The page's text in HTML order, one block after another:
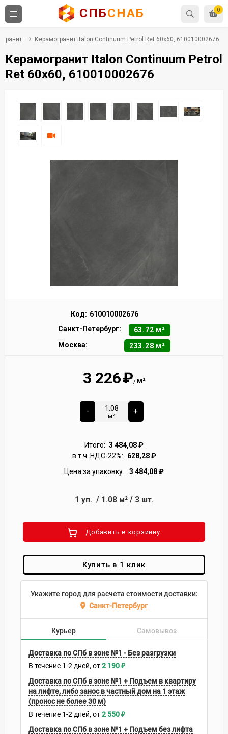
0
СПБСНАБ
Керамогранит Italon Continuum Petrol Ret 60x60, 610010002676
Керамогранит Italon Continuum Petrol
Ret 60x60, 610010002676
Код: 610010002676
Санкт-Петербург:
63.72 м²
Москва:
233.28 м²
3 226₽/ м²
-
м²
+
Итого: 3 484,08₽
в т.ч. НДС-22%:
628,28₽
Цена за упаковку:
3 484,08₽
1 уп. / 1.08 м²/ 3 шт.
Добавить в корзиину
Купить в 1 клик
Укажите город для расчета стоимости доставки:
Санкт-Петербург
Курьер Самовывоз
Доставка по СПб в зоне №1 - Без разгрузки
В течение 1-2 дней 2 190₽
Доставка по СПб в зоне №1 + Подъем в квартиру
на лифте, либо занос в частный дом на 1 этаж
(пронос не более 30 м)
В течение 1-2 дней 2 550₽
Доставка по СПб в зоне №1 + Подъем без лифта